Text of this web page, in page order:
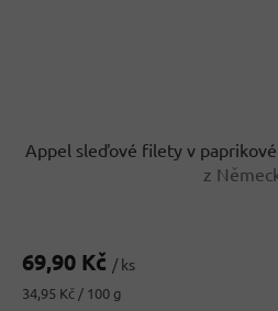
Appel sleďové filety v
z
produktu
5,0
69,90 Kč / ks
Měrná
34,95 Kč / 100 g